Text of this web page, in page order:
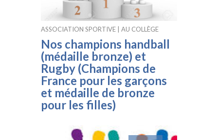
ASSOCIATION SPORTIVE AU COLLÈGE
Nos champions handball
(médaille bronze) et
Rugby (Champions de
France pour les garçons
et médaille de bronze
pour les filles)